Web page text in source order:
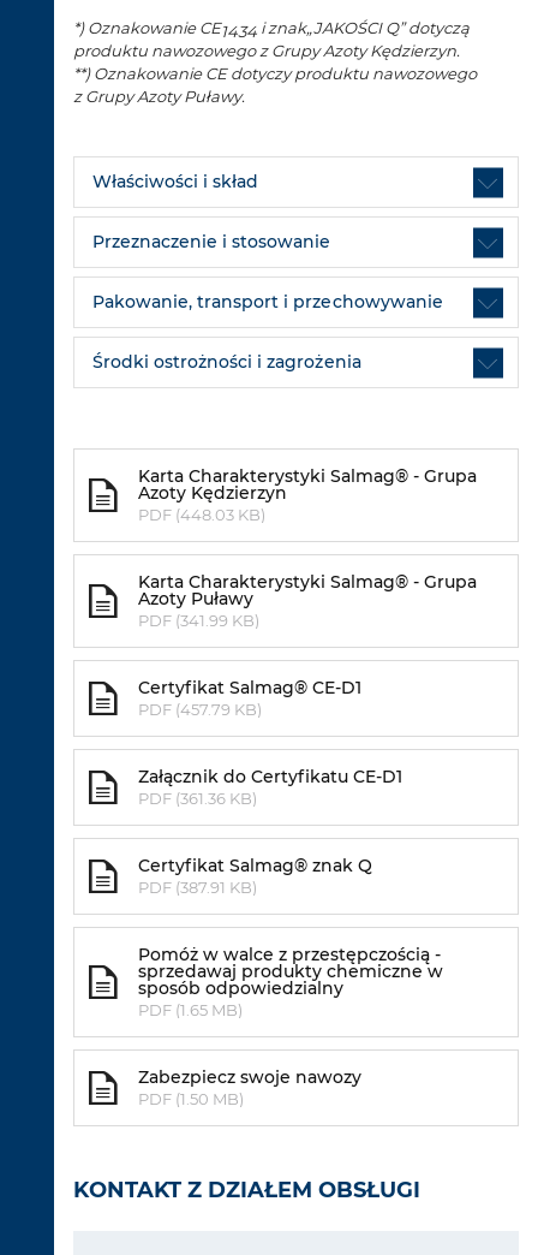
*) Oznakowanie CE1434 i znak„JAKOŚCI Q” dotyczą
produktu nawozowego z Grupy Azoty Kędzierzyn.
**) Oznakowanie CE dotyczy produktu nawozowego
z Grupy Azoty Puławy.
Właściwości i skład
Przeznaczenie i stosowanie
Pakowanie, transport i przechowywanie
Środki ostrożności i zagrożenia
Karta Charakterystyki Salmag® - Grupa
Azoty Kędzierzyn
PDF (448.03 KB)
Karta Charakterystyki Salmag® - Grupa
Azoty Puławy
PDF (341.99 KB)
Certyfikat Salmag® CE-D1
PDF (457.79 KB)
Załącznik do Certyfikatu CE-D1
PDF (361.36 KB)
Certyfikat Salmag® znak Q
PDF (387.91 KB)
Pomóż w walce z przestępczością -
sprzedawaj produkty chemiczne w
sposób odpowiedzialny
PDF (1.65 MB)
Zabezpiecz swoje nawozy
PDF (1.50 MB)
KONTAKT Z DZIAŁEM OBSŁUGI